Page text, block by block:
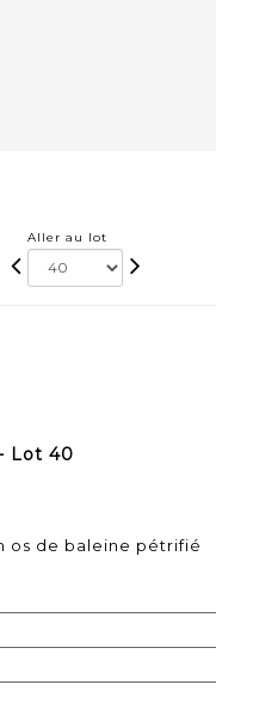
Aller au lot
Lot 40
os de baleine pétrifié